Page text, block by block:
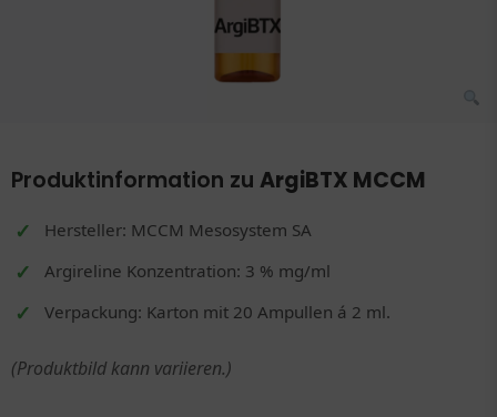
Produktinformation zu ArgiBTX MCCM
Hersteller: MCCM Mesosystem SA
Argireline Konzentration: 3 % mg/ml
Verpackung: Karton mit 20 Ampullen á 2 ml.
(Produktbild kann variieren.)